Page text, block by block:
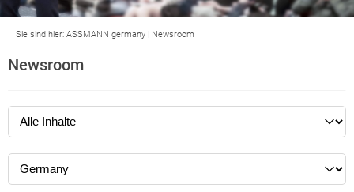
Sie sind hier: ASSMANN germany | Newsroom
Newsroom